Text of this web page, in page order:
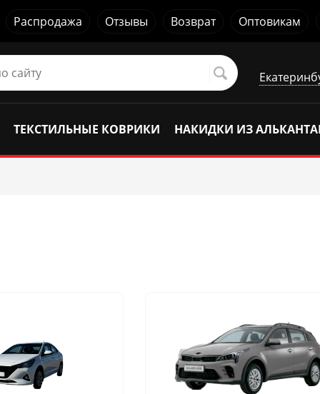
Распродажа Отзывы Возврат Оптовикам
ТЕКСТИЛЬНЫЕ КОВРИКИ НАКИДКИ ИЗ